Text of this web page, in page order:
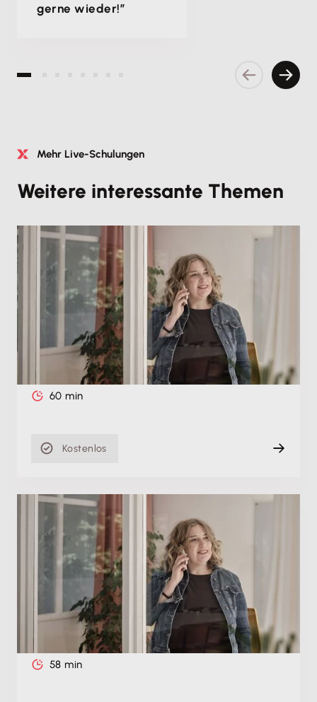
gerne wieder!”
Vorherige
Mehr Live-Schulungen
Weitere interessante Themen
Produktschulung
Die beste Verbindung zur Steuerberatung:
Schulung zur Zusammenarbeit mit
Steuerkanzleien
Do. 27.08.2026, 11:00 Uhr+ weitere Termine
60 min
Kostenlos
Produktschulung
Die beste Verbindung zur Steuerberatung:
Schulung zur Zusammenarbeit mit
Steuerkanzleien
Do. 21.05.2026
Aufzeichnung
58 min